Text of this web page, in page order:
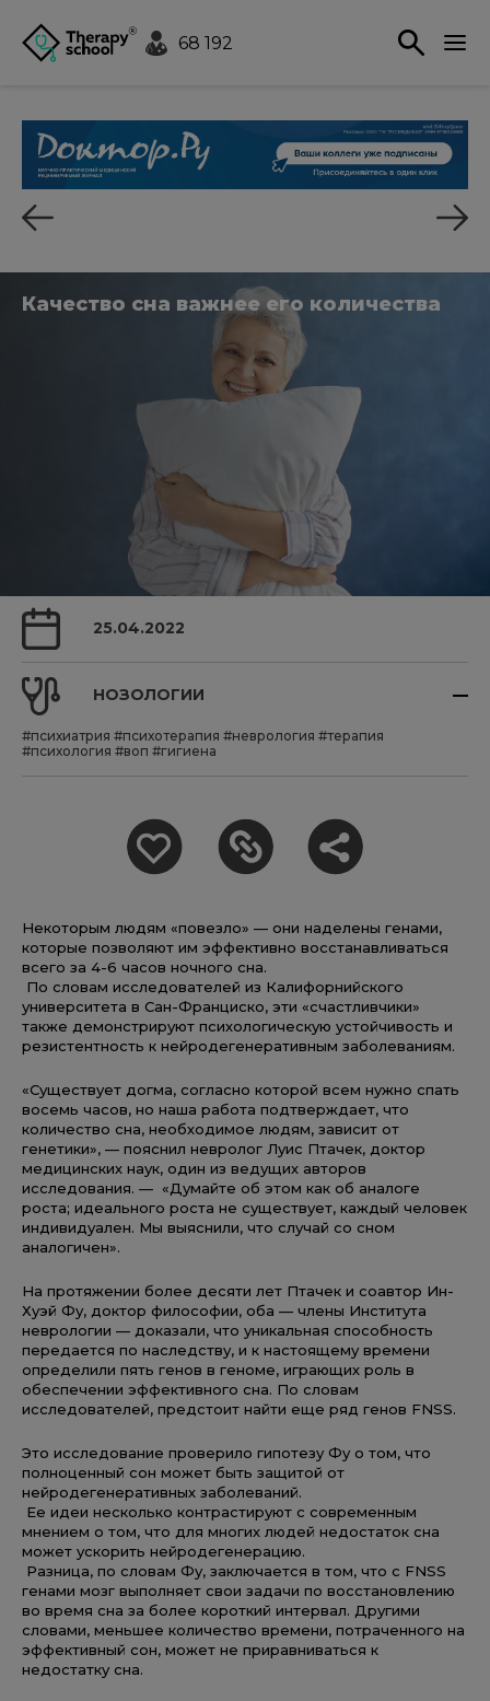
68 192
Качество сна важнее его количества
25.04.2022
НОЗОЛОГИИ
#психиатрия #психотерапия #неврология #терапия
#психология #воп #гигиена
Некоторым людям «повезло» — они наделены генами,
которые позволяют им эффективно восстанавливаться
всего за 4-6 часов ночного сна.
По словам исследователей из Калифорнийского
университета в Сан-Франциско, эти «счастливчики»
также демонстрируют психологическую устойчивость и
резистентность к нейродегенеративным заболеваниям.
«Существует догма, согласно которой всем нужно спать
восемь часов, но наша работа подтверждает, что
количество сна, необходимое людям, зависит от
генетики», — пояснил невролог Луис Птачек, доктор
медицинских наук, один из ведущих авторов
исследования. — «Думайте об этом как об аналоге
роста; идеального роста не существует, каждый человек
индивидуален. Мы выяснили, что случай со сном
аналогичен».
На протяжении более десяти лет Птачек и соавтор Ин-
Хуэй Фу, доктор философии, оба — члены Института
неврологии — доказали, что уникальная способность
передается по наследству, и к настоящему времени
определили пять генов в геноме, играющих роль в
обеспечении эффективного сна. По словам
исследователей, предстоит найти еще ряд генов FNSS.
Это исследование проверило гипотезу Фу о том, что
полноценный сон может быть защитой от
нейродегенеративных заболеваний.
Ее идеи несколько контрастируют с современным
мнением о том, что для многих людей недостаток сна
может ускорить нейродегенерацию.
Разница, по словам Фу, заключается в том, что с FNSS
генами мозг выполняет свои задачи по восстановлению
во время сна за более короткий интервал. Другими
словами, меньшее количество времени, потраченного на
эффективный сон, может не приравниваться к
недостатку сна.